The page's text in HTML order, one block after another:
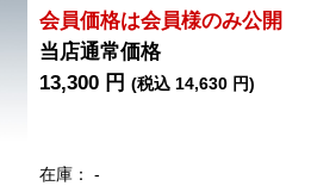
会員価格は会員様のみ公開
当店通常価格
13,300 円(税込 14,630 円)
在庫： -